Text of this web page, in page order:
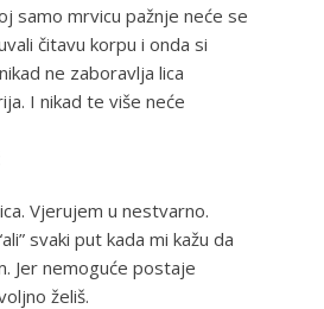
samo mrvicu pažnje neće se
čitavu korpu i onda si
ne zaboravlja lica
I nikad te više neće
Vjerujem u nestvarno.
svaki put kada mi kažu da
Jer nemoguće postaje
želiš.